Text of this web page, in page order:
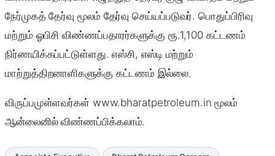
நேர்முகத் தேர்வு மூலம் தேர்வு செய்யப்படுவர். பொதுப்பிரிவு
மற்றும் ஓபிசி விண்ணப்பதாரர்களுக்கு ரூ.1,100 கட்டணம்
நிர்ணயிக்கப்பட்டுள்ளது. எஸ்சி, எஸ்டி மற்றும்
மாற்றுத்திறனாளிகளுக்கு கட்டணம் இல்லை.
விருப்பமுள்ளவர்கள் www.bharatpetroleum.in மூலம்
ஆன்லைனில் விண்ணப்பிக்கலாம்.